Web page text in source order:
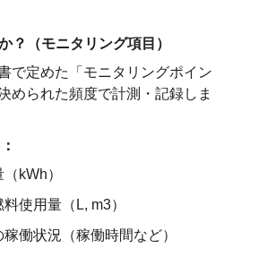
？（モニタリング項目）
で定めた「モニタリングポイン
められた頻度で計測・記録しま
kWh）
使用量（L, m3）
働状況（稼働時間など）